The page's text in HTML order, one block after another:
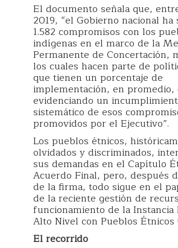
El documento señala que,
2019, “el Gobierno nacional ha
1.582 compromisos con los
indígenas en el marco de la
Permanente de Concertación,
los cuales hacen parte de
que tienen un porcentaje de
implementación, en promedio,
evidenciando un
sistemático de esos
promovidos por el Ejecutivo”.
Los pueblos étnicos,
olvidados y discriminados,
sus demandas en el Capítulo
Acuerdo Final, pero, después
de la firma, todo sigue en el
de la reciente gestión de
funcionamiento de la Instancia
Alto Nivel con Pueblos Étnicos
El recorrido